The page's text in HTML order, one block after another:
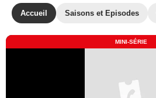
Accueil Saisons et Episodes
MINI-SÉRIE